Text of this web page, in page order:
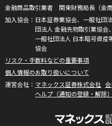
金融商品取引業者 関東財務局長（金
日本証券業協会、一般社団
団法人 金融先物取引業協会、
一般社団法人 日本暗号資産
協会
リスク・手数料などの重要事項
個人情報のお取り扱いについて
マネックス証券株式会社
ヘルプ（通知の登録・解除）